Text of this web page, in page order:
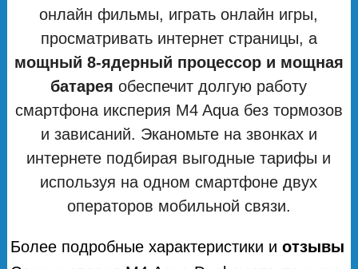
онлайн фильмы, играть онлайн игры,
просматривать интернет страницы, а
мощный 8-ядерный процессор и мощная
батарея обеспечит долгую работу
смартфона иксперия M4 Aqua без тормозов
и зависаний. Эканомьте на звонках и
интернете подбирая выгодные тарифы и
используя на одном смартфоне двух
операторов мобильной связи.
Более подробные характеристики иотзывы